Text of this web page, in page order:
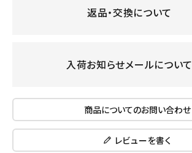
返品・交換について
入荷お知らせメールについて
商品についてのお問い合わせ
レビューを書く